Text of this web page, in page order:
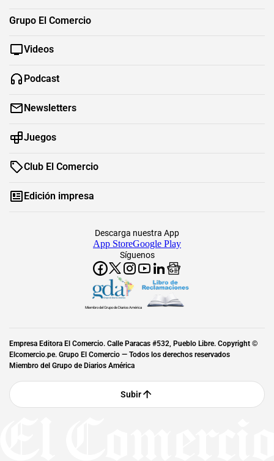
Grupo El Comercio
Videos
Podcast
Newsletters
Juegos
Club El Comercio
Edición impresa
Síguenos
Descarga nuestra App
App StoreGoogle Play
Miembro del Grupo de Diarios América
Empresa Editora El Comercio. Calle Paracas #532, Pueblo Libre. Copyright ©
Elcomercio.pe. Grupo El Comercio — Todos los derechos reservados
Miembro del Grupo de Diarios América
Subir